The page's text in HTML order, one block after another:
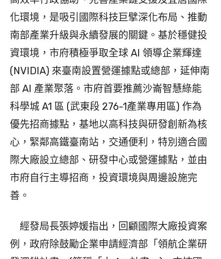
化環境，是吸引國際科技巨擘深化布局、推動
南部產業升級與永續發展的關鍵。基於穩健投
資環境，市府積極爭取全球 AI 領導企業輝達
(NVIDIA) 來臺南設置營運據點或總部，延伸南
部 AI 產業聚落。市府首要推薦沙崙智慧綠能
科學城 A1 區 (武東段 276-1產業專用區) 作為
優先招商據點，基地以高科技與研發創新為核
心，緊鄰高鐵臺南站，交通便利，特別適合國
際大廠設立總部、研發中心或營運據點，並由
市府自行主導招商，投資環境與周邊設施完
善。
經發局長張婷媛指出，回顧國際大廠投資案
例，政府除鼓勵企業申請經濟部「領航企業研